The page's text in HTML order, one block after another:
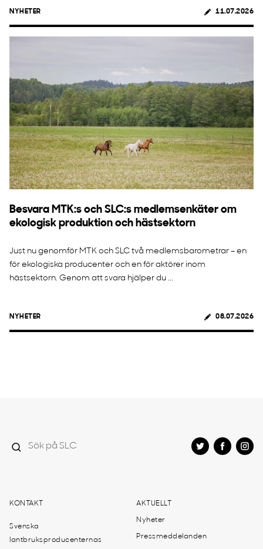
NYHETER 11.07.2026
Besvara MTK:s och SLC:s medlemsenkäter om
ekologisk produktion och hästsektorn
Just nu genomför MTK och SLC två medlemsbarometrar – en
för ekologiska producenter och en för aktörer inom
hästsektorn. Genom att svara hjälper du ...
NYHETER 08.07.2026
KONTAKT
Svenska
lantbruksproducenternas
AKTUELLT
Nyheter
Pressmeddelanden